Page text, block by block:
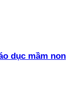
dục mầm non